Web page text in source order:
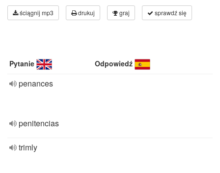
ściągnij mp3 drukuj graj sprawdź się
Pytanie Odpowiedź
penances
penitencias
trimly